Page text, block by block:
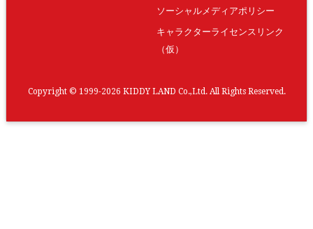
ソーシャルメディアポリシー
キャラクターライセンスリンク
（仮）
Copyright © 1999-2026 KIDDY LAND Co.,Ltd. All Rights Reserved.